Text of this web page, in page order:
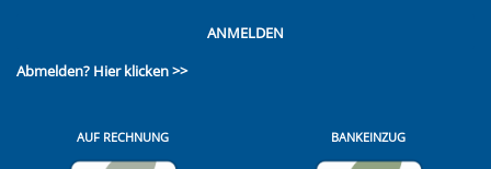
ANMELDEN
Abmelden? Hier klicken >>
AUF RECHNUNG BANKEINZUG